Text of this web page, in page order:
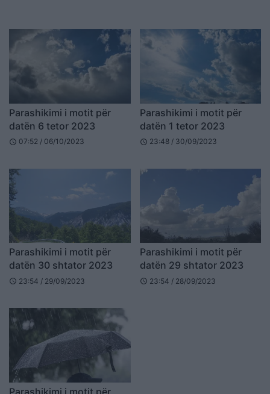
Parashikimi i motit për
datën 6 tetor 2023
schedule 07:52 / 06/10/2023
Parashikimi i motit për
datën 1 tetor 2023
schedule 23:48 / 30/09/2023
Parashikimi i motit për
datën 30 shtator 2023
schedule 23:54 / 29/09/2023
Parashikimi i motit për
datën 29 shtator 2023
schedule 23:54 / 28/09/2023
Parashikimi i motit për